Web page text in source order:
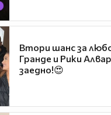
Втори шанс за
Гранде и Рики
заедно!😍